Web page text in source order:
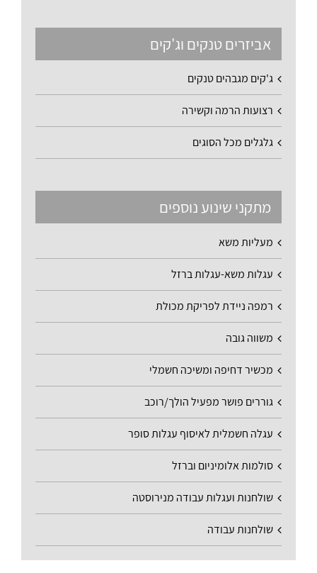
אביזרים טנקים וג'קים
ג'קים מגבהים טנקים
רצועות הרמה וקשירה
גלגלים מכל הסוגים
מתקני שינוע נוספים
מעליות משא
עגלות משא-עגלות ברזל
רמפה ניידת לפריקת מכולת
משווה גובה
מכשיר דחיפה ומשיכה חשמלי
גוררים פושר מפעיל הולך/רוכב
עגלה חשמלית לאיסוף עגלות סופר
סולמות אלומיניום וברזל
שולחנות ועגלות עבודה מנירוסטה
שולחנות עבודה